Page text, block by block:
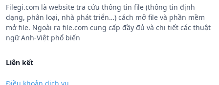
Filegi.com là website tra cứu thông tin file (thông tin định
dạng, phân loại, nhà phát triển…) cách mở file và phần mềm
mở file. Ngoài ra file.com cung cấp đầy đủ và chi tiết các thuật
ngữ Anh-Việt phổ biến
Liên kết